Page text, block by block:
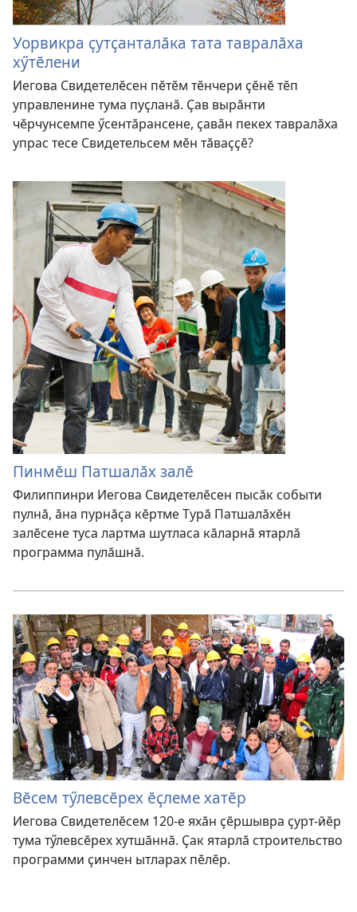
Уорвикра ҫутҫанталӑка тата тавралӑха
хӳтӗлени
Иегова Свидетелӗсен пӗтӗм тӗнчери ҫӗнӗ тӗп
управленине тума пуҫланӑ. Ҫав вырӑнти
чӗрчунсемпе ӳсентӑрансене, ҫавӑн пекех тавралӑха
упрас тесе Свидетельсем мӗн тӑваҫҫӗ?
Пинмӗш Патшалӑх залӗ
Филиппинри Иегова Свидетелӗсен пысӑк событи
пулнӑ, ӑна пурнӑҫа кӗртме Турӑ Патшалӑхӗн
залӗсене туса лартма шутласа кӑларнӑ ятарлӑ
программа пулӑшнӑ.
Вӗсем тӳлевсӗрех ӗҫлеме хатӗр
Иегова Свидетелӗсем 120-е яхӑн ҫӗршывра ҫурт-йӗр
тума тӳлевсӗрех хутшӑннӑ. Ҫак ятарлӑ строительство
программи ҫинчен ытларах пӗлӗр.